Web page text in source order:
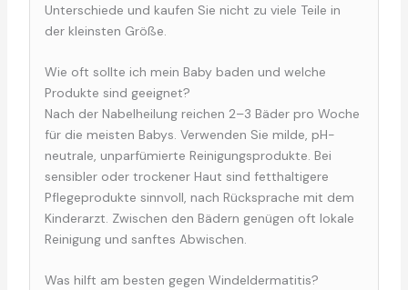
Unterschiede und kaufen Sie nicht zu viele Teile in
der kleinsten Größe.
Wie oft sollte ich mein Baby baden und welche
Produkte sind geeignet?
Nach der Nabelheilung reichen 2–3 Bäder pro Woche
für die meisten Babys. Verwenden Sie milde, pH-
neutrale, unparfümierte Reinigungsprodukte. Bei
sensibler oder trockener Haut sind fetthaltigere
Pflegeprodukte sinnvoll, nach Rücksprache mit dem
Kinderarzt. Zwischen den Bädern genügen oft lokale
Reinigung und sanftes Abwischen.
Was hilft am besten gegen Windeldermatitis?